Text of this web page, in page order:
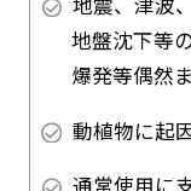
地盤沈下等
爆発等偶然
動植物に起